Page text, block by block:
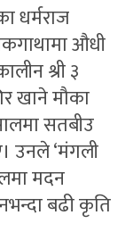
धर्मराज
औधी
श्री ३
खाने मौका
सतबीउ
उनले ‘मंगली
मदन
बढी कृति